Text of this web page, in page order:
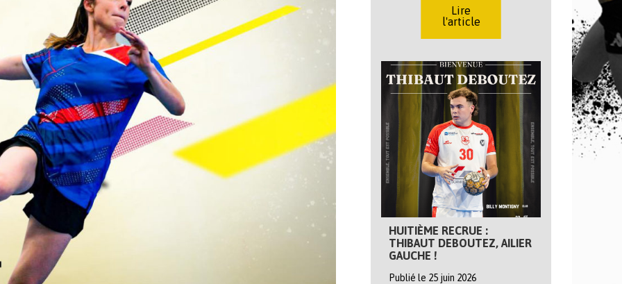
Lire
l'article
HUITIÈME RECRUE :
THIBAUT DEBOUTEZ, AILIER
GAUCHE !
Publié le 25 juin 2026